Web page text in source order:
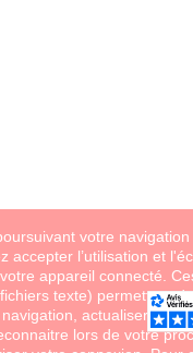
votre
accepter l’utilisation et
appareil connecté.
fichiers texte) permettent
navigation, actualiser votre
lors de votre